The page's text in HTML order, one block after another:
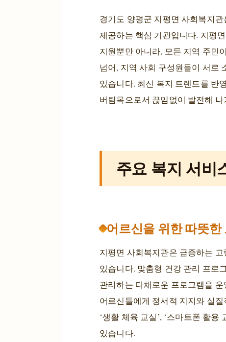
경기도 양평군 지평면 사회복지
제공하는 핵심 기관입니다. 지평
지원뿐만 아니라, 모든 지역 주민
넘어, 지역 사회 구성원들이 서로
있습니다. 최신 복지 트렌드를 반
버팀목으로서 끊임없이 발전해
주요 복지 서비
어르신을 위한 따뜻한
지평면 사회복지관은 급증하는
있습니다. 맞춤형 건강 관리 프로
관리하는 다채로운 프로그램을
어르신들에게 정서적 지지와 실
‘생활 체육 교실’, ‘스마트폰 활
있습니다.